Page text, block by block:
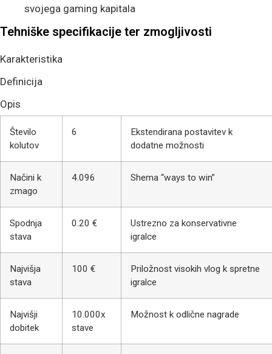
svojega gaming kapitala
Tehniške specifikacije ter zmogljivosti
Karakteristika
Definicija
Opis
Število
kolutov
6
Ekstendirana postavitev k
dodatne možnosti
Načini k
zmago
4.096 Shema “ways to win”
Spodnja
stava
0.20 €
Ustrezno za konservativne
igralce
Najvišja
stava
100 €
Priložnost visokih vlog k spretne
igralce
Najvišji
dobitek
10.000x
stave
Možnost k odlične nagrade